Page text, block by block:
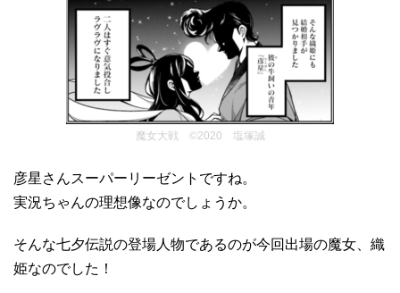
魔女大戦 ©2020 塩塚誠
彦星さんスーパーリーゼントですね。
実況ちゃんの理想像なのでしょうか。
そんな七夕伝説の登場人物であるのが今回出場の魔女、織
姫なのでした！